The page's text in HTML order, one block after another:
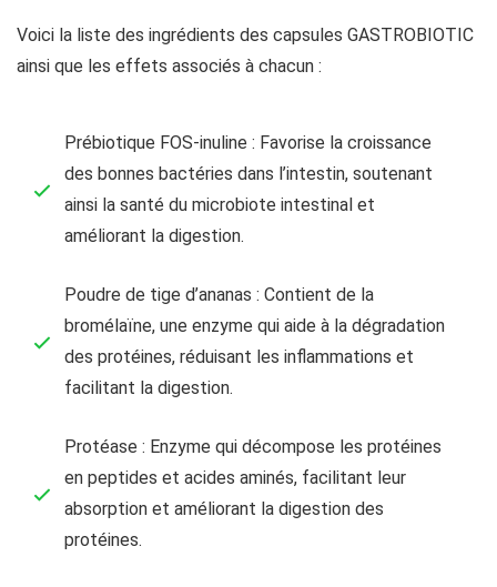
Voici la liste des ingrédients des capsules GASTROBIOTIC
ainsi que les effets associés à chacun :
Prébiotique FOS-inuline : Favorise la croissance
des bonnes bactéries dans l’intestin, soutenant
ainsi la santé du microbiote intestinal et
améliorant la digestion.
Poudre de tige d’ananas : Contient de la
bromélaïne, une enzyme qui aide à la dégradation
des protéines, réduisant les inflammations et
facilitant la digestion.
Protéase : Enzyme qui décompose les protéines
en peptides et acides aminés, facilitant leur
absorption et améliorant la digestion des
protéines.